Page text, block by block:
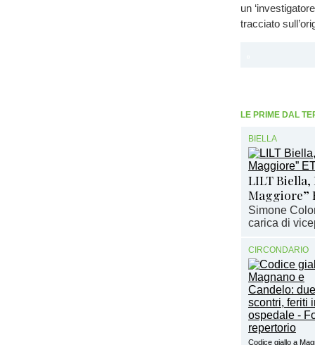
un
tracciato
LE PRIME DAL
BIELLA
LILT Biella,
Maggiore”
Simone
carica di
CIRCONDARIO
Codice giallo a